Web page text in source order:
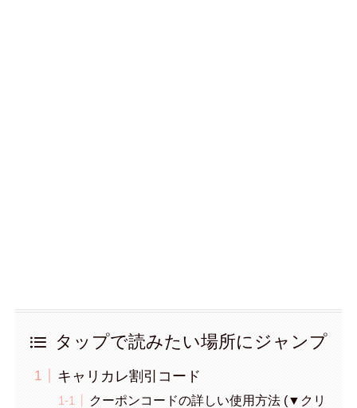
タップで読みたい場所にジャンプ
キャリカレ割引コード
クーポンコードの詳しい使用方法 (▼クリ